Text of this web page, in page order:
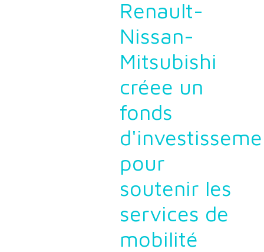
Renault-
Nissan-
Mitsubishi
créee un
fonds
pour
soutenir les
services de
mobilité